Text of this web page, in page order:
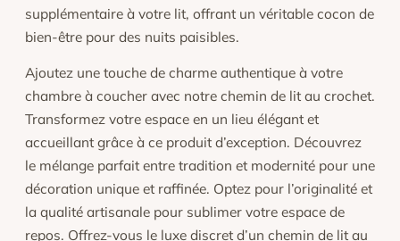
supplémentaire à votre lit, offrant un véritable cocon de
bien-être pour des nuits paisibles.
Ajoutez une touche de charme authentique à votre
chambre à coucher avec notre chemin de lit au crochet.
Transformez votre espace en un lieu élégant et
accueillant grâce à ce produit d’exception. Découvrez
le mélange parfait entre tradition et modernité pour une
décoration unique et raffinée. Optez pour l’originalité et
la qualité artisanale pour sublimer votre espace de
repos. Offrez-vous le luxe discret d’un chemin de lit au